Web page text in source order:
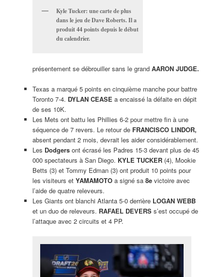
Kyle Tucker: une carte de plus
dans le jeu de Dave Roberts. Il a
produit 44 points depuis le début
du calendrier.
présentement se débrouiller sans le grand AARON JUDGE.
Texas a marqué 5 points en cinquième manche pour battre
Toronto 7-4. DYLAN CEASE a encaissé la défaite en dépit
de ses 10K.
Les Mets ont battu les Phillies 6-2 pour mettre fin à une
séquence de 7 revers. Le retour de FRANCISCO LINDOR,
absent pendant 2 mois, devrait les aider considérablement.
Les Dodgersont écrasé les Padres 15-3 devant plus de 45
000 spectateurs à San Diego. KYLE TUCKER(4), Mookie
Betts (3) et Tommy Edman (3) ont produit 10 points pour
les visiteurs et YAMAMOTOa signé sa 8evictoire avec
l’aide de quatre releveurs.
Les Giants ont blanchi Atlanta 5-0 derrière LOGAN WEBB
et un duo de releveurs. RAFAEL DEVERSs’est occupé de
l’attaque avec 2 circuits et 4 PP.